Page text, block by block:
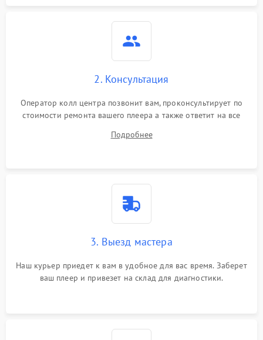
2. Консультация
Оператор колл центра позвонит вам, проконсультирует по
стоимости ремонта вашего плеера а также ответит на все
Подробнее
3. Выезд мастера
Наш курьер приедет к вам в удобное для вас время. Заберет
ваш плеер и привезет на склад для диагностики.